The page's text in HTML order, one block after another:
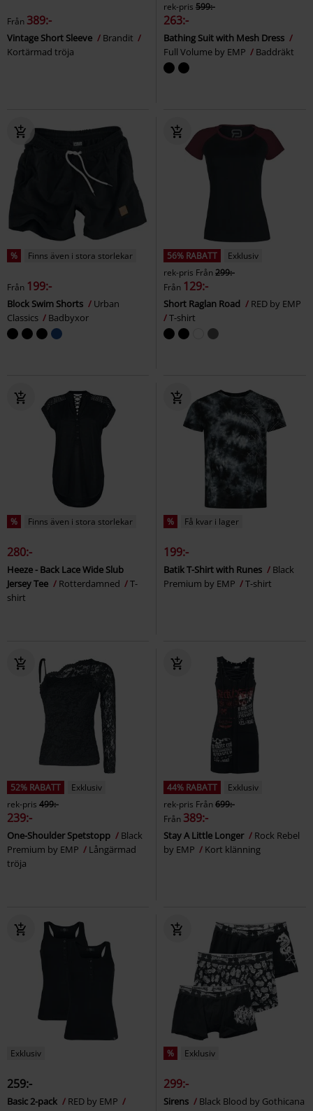
Från 389:-
Vintage Short Sleeve
Brandit
Kortärmad tröja
rek-pris 599:-
263:-
Bathing Suit with Mesh Dress
Full Volume by EMP
Baddräkt
% Finns även i stora storlekar
Från 199:-
Block Swim Shorts
Urban
Classics
Badbyxor
56% RABATT
Exklusiv
rek-pris Från299:-
Från 129:-
Short Raglan Road
RED by EMP
T-shirt
% Finns även i stora storlekar
280:-
Heeze - Back Lace Wide Slub
Jersey Tee
Rotterdamned
T-
shirt
% Få kvar i lager
199:-
Batik T-Shirt with Runes
Black
Premium by EMP
T-shirt
52% RABATT
Exklusiv
rek-pris 499:-
239:-
One-Shoulder Spetstopp
Black
Premium by EMP
Långärmad
tröja
44% RABATT
Exklusiv
rek-pris Från699:-
Från 389:-
Stay A Little Longer
Rock Rebel
by EMP
Kort klänning
Exklusiv
259:-
Basic 2-pack
RED by EMP
% Exklusiv
299:-
Sirens
Black Blood by Gothicana